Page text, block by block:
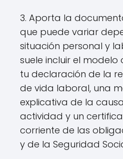
3. Aporta la
que puede variar
situación personal y
suele incluir el modelo
tu declaración de la
de vida laboral, una
explicativa de la
actividad y un
corriente de las
y de la Seguridad